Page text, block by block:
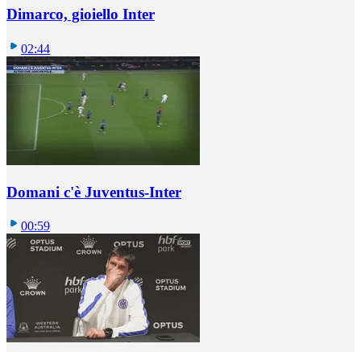
Dimarco, gioiello Inter
02:44
Domani c'è Juventus-Inter
00:59